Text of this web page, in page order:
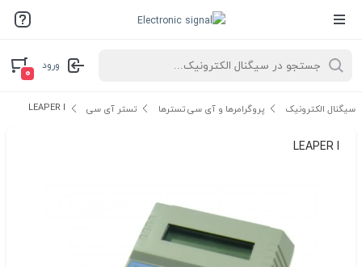
ورود
۰
سیگنال الکترونیک پروگرامرها و آی سی تسترها تستر آی سی LEAPER I
LEAPER I